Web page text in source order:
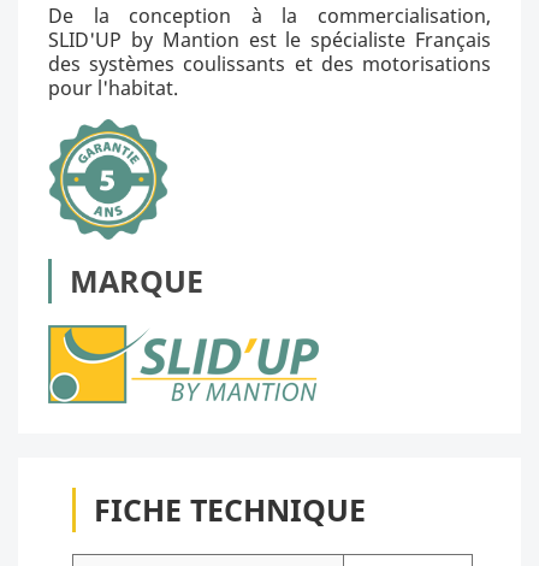
De la conception à la commercialisation,
SLID'UP by Mantion est le spécialiste Français
des systèmes coulissants et des motorisations
pour l'habitat.
MARQUE
FICHE TECHNIQUE